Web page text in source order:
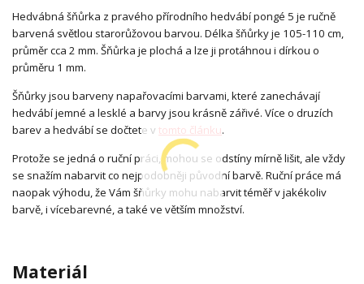
Hedvábná šňůrka z pravého přírodního hedvábí pongé 5 je ručně
barvená světlou starorůžovou barvou. Délka šňůrky je 105-110 cm,
průměr cca 2 mm. Šňůrka je plochá a lze ji protáhnou i dírkou o
průměru 1 mm.
Šňůrky jsou barveny napařovacími barvami, které zanechávají
hedvábí jemné a lesklé a barvy jsou krásně zářivé. Více o druzích
barev a hedvábí se dočtete v tomto článku.
Protože se jedná o ruční práci, mohou se odstíny mírně lišit, ale vždy
se snažím nabarvit co nejpodobněji původní barvě. Ruční práce má
naopak výhodu, že Vám šňůrky mohu nabarvit téměř v jakékoliv
barvě, i vícebarevné, a také ve větším množství.
Materiál